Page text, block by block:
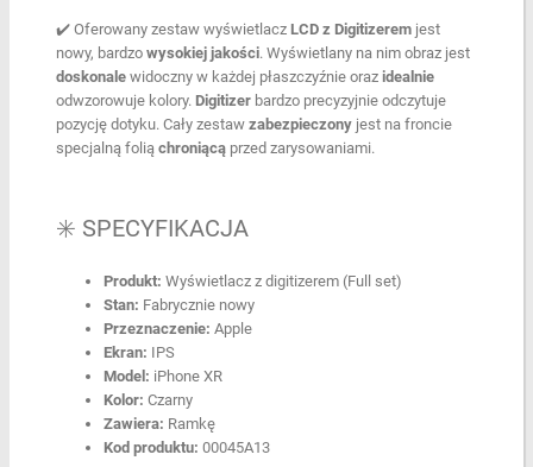
✔️ Oferowany zestaw wyświetlacz LCD z Digitizeremjest
nowy, bardzo wysokiej jakości. Wyświetlany na nim obraz jest
doskonalewidoczny w każdej płaszczyźnie oraz idealnie
odwzorowuje kolory. Digitizerbardzo precyzyjnie odczytuje
pozycję dotyku. Cały zestaw zabezpieczonyjest na froncie
specjalną folią chroniącąprzed zarysowaniami.
✳️ SPECYFIKACJA
Produkt: Wyświetlacz z digitizerem (Full set)
Stan: Fabrycznie nowy
Przeznaczenie: Apple
Ekran: IPS
Model: iPhone XR
Kolor: Czarny
Zawiera: Ramkę
Kod produktu: 00045A13